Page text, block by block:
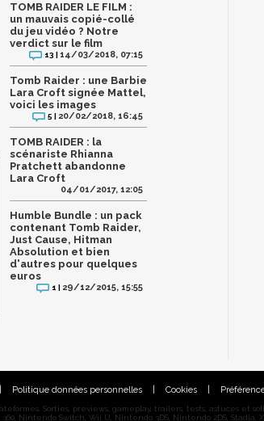
TOMB RAIDER LE FILM :
un mauvais copié-collé
du jeu vidéo ? Notre
verdict sur le film
13 |14/03/2018, 07:15
Tomb Raider : une Barbie
Lara Croft signée Mattel,
voici les images
5 | 20/02/2018, 16:45
TOMB RAIDER : la
scénariste Rhianna
Pratchett abandonne
Lara Croft
04/01/2017, 12:05
Humble Bundle : un pack
contenant Tomb Raider,
Just Cause, Hitman
Absolution et bien
d'autres pour quelques
euros
1 | 29/12/2015, 15:55
Politique données personnelles Cookies
Sorties, previews, gameplay, trailers, tests, astuces et
360, Nintendo Switch, Wii U, Nintendo 3DS, Nintendo 2DS, Stadia,